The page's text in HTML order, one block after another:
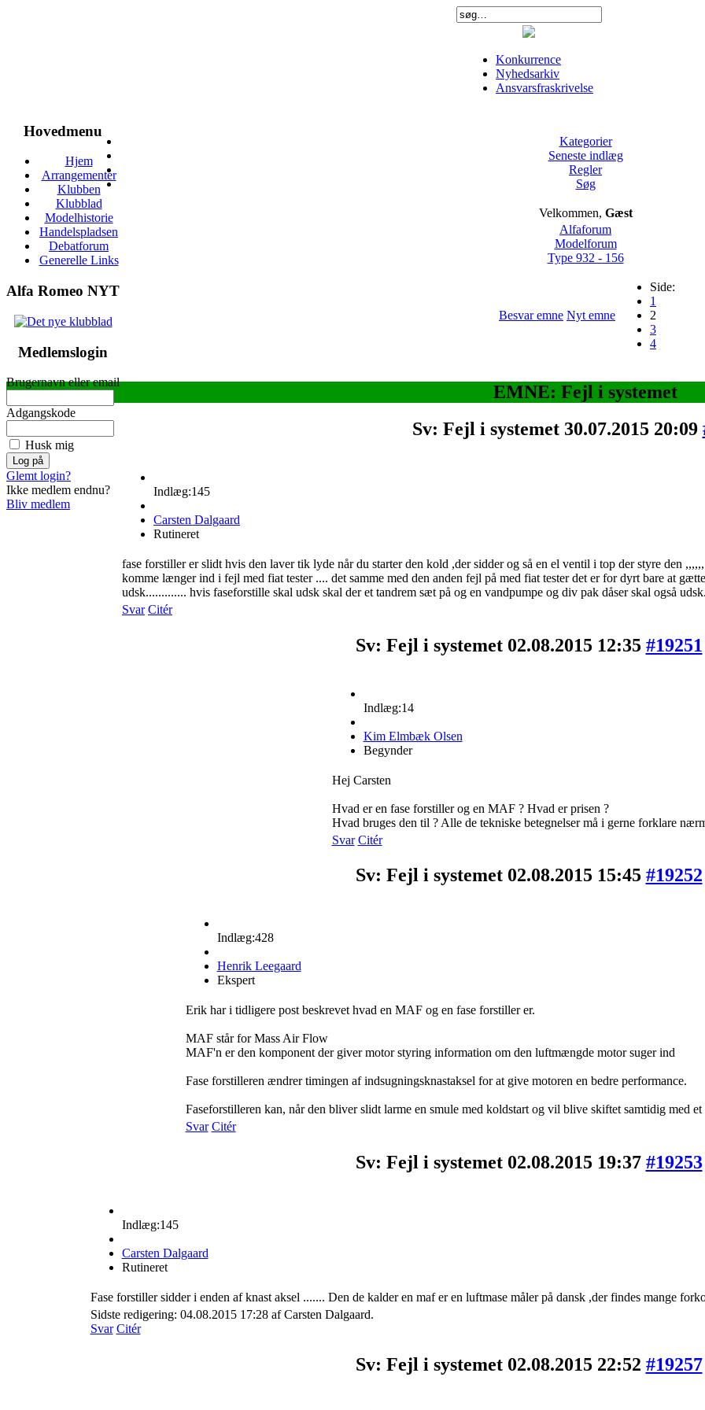
Konkurrence
Nyhedsarkiv
Ansvarsfraskrivelse
Hovedmenu
Hjem
Arrangementer
Klubben
Klubblad
Modelhistorie
Handelspladsen
Debatforum
Generelle Links
Alfa Romeo NYT
Medlemslogin
Brugernavn eller email
Adgangskode
Husk mig
Glemt login?
Ikke medlem endnu?
Bliv medlem
Kategorier
Seneste indlæg
Regler
Søg
Velkommen, Gæst
Alfaforum
Modelforum
Type 932 - 156
Besvar emne Nyt emne
Side:
1
2
3
4
EMNE: Fejl i systemet
Sv: Fejl i systemet 30.07.2015 20:09
Indlæg:145
Carsten Dalgaard
Rutineret
fase forstiller er slidt hvis den laver tik lyde når du starter den kold ,der sidder og så en el ventil i top der styre den
komme længer ind i fejl med fiat tester .... det samme med den anden fejl på med fiat tester det er for dyrt bare at
udsk............. hvis faseforstille skal udsk skal der et tandrem sæt på og en vandpumpe og div pak dåser skal også
Svar Citér
Sv: Fejl i systemet 02.08.2015 12:35 #19251
Indlæg:14
Kim Elmbæk Olsen
Begynder
Hej Carsten
Hvad er en fase forstiller og en MAF ? Hvad er prisen ?
Hvad bruges den til ? Alle de tekniske betegnelser må i gerne forklare
Svar Citér
Sv: Fejl i systemet 02.08.2015 15:45 #19252
Indlæg:428
Henrik Leegaard
Ekspert
Erik har i tidligere post beskrevet hvad en MAF og en fase forstiller er.
MAF står for Mass Air Flow
MAF'n er den komponent der giver motor styring information om den luftmængde motor suger ind
Fase forstilleren ændrer timingen af indsugningsknastaksel for at give motoren en bedre performance.
Faseforstilleren kan, når den bliver slidt larme en smule med koldstart og vil blive skiftet samtidig med
Svar Citér
Sv: Fejl i systemet 02.08.2015 19:37 #19253
Indlæg:145
Carsten Dalgaard
Rutineret
Fase forstiller sidder i enden af knast aksel ....... Den de kalder en maf er en luftmase måler på dansk ,der findes mange
Sidste redigering: 04.08.2015 17:28 af Carsten Dalgaard.
Svar Citér
Sv: Fejl i systemet 02.08.2015 22:52 #19257